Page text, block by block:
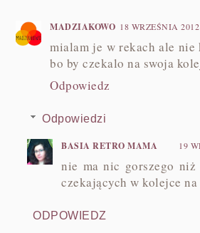
MADZIAKOWO 18 WRZEŚNIA
mialam je w rekach ale
bo by czekalo na swoja
Odpowiedz
Odpowiedzi
BASIA RETRO MAMA 19
nie ma nic gorszego niż
czekających w kolejce
ODPOWIEDZ